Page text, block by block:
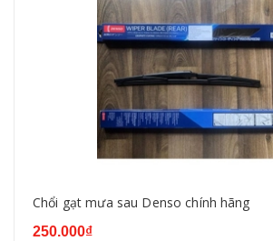
Chổi gạt mưa sau Denso chính hãng
250.000₫